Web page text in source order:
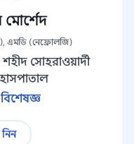
এমডি (নেফ্রোলজি)
শহীদ সোহরাওয়ার্দী